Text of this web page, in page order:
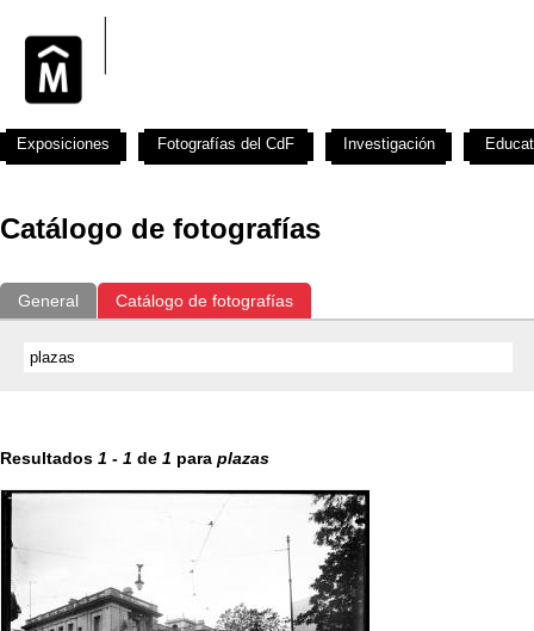
Catálogo de fotografías
General Catálogo de fotografías
Resultados 1 - 1 de 1 para plazas
Exposiciones Fotografías del CdF Investigación